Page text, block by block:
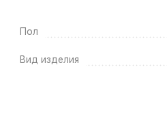
Пол
Вид изделия